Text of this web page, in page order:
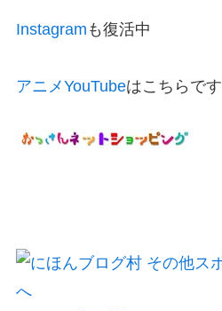
Instagram も復活中
アニメYouTubeはこちらです